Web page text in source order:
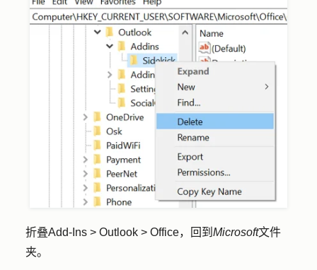
折叠Add-Ins > Outlook > Office，回到 Microsoft文件
夹。